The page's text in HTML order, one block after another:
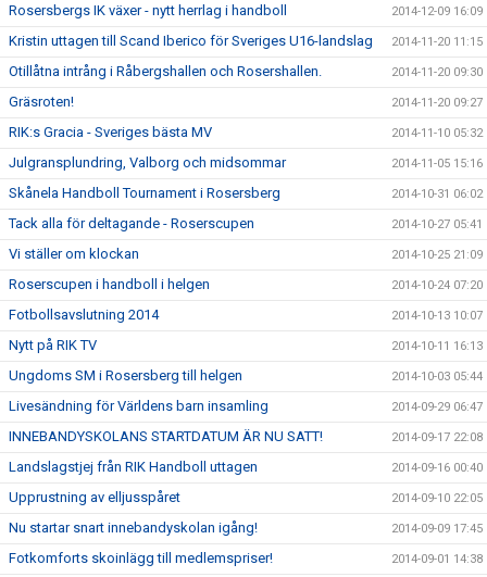
Rosersbergs IK växer - nytt herrlag i handboll 2014-12-09 16:09
Kristin uttagen till Scand Iberico för Sveriges U16-landslag 2014-11-20 11:15
Otillåtna intrång i Råbergshallen och Rosershallen. 2014-11-20 09:30
Gräsroten! 2014-11-20 09:27
RIK:s Gracia - Sveriges bästa MV 2014-11-10 05:32
Julgransplundring, Valborg och midsommar 2014-11-05 15:16
Skånela Handboll Tournament i Rosersberg 2014-10-31 06:02
Tack alla för deltagande - Roserscupen 2014-10-27 05:41
Vi ställer om klockan 2014-10-25 21:09
Roserscupen i handboll i helgen 2014-10-24 07:20
Fotbollsavslutning 2014 2014-10-13 10:07
Nytt på RIK TV 2014-10-11 16:13
Ungdoms SM i Rosersberg till helgen 2014-10-03 05:44
Livesändning för Världens barn insamling 2014-09-29 06:47
INNEBANDYSKOLANS STARTDATUM ÄR NU SATT! 2014-09-17 22:08
Landslagstjej från RIK Handboll uttagen 2014-09-16 00:40
Upprustning av elljusspåret 2014-09-10 22:05
Nu startar snart innebandyskolan igång! 2014-09-09 17:45
Fotkomforts skoinlägg till medlemspriser! 2014-09-01 14:38